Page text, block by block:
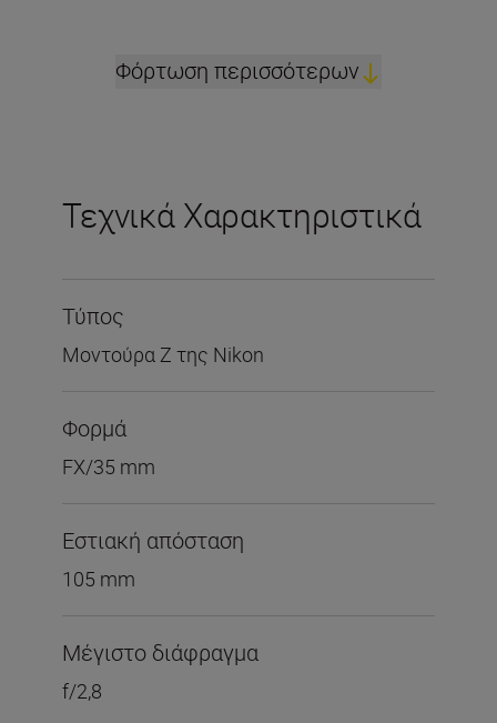
Φόρτωση περισσότερων
Τεχνικά Χαρακτηριστικά
Τύπος
Μοντούρα Ζ της Nikon
Φορμά
FX/35 mm
Εστιακή απόσταση
105 mm
Μέγιστο διάφραγμα
f/2,8